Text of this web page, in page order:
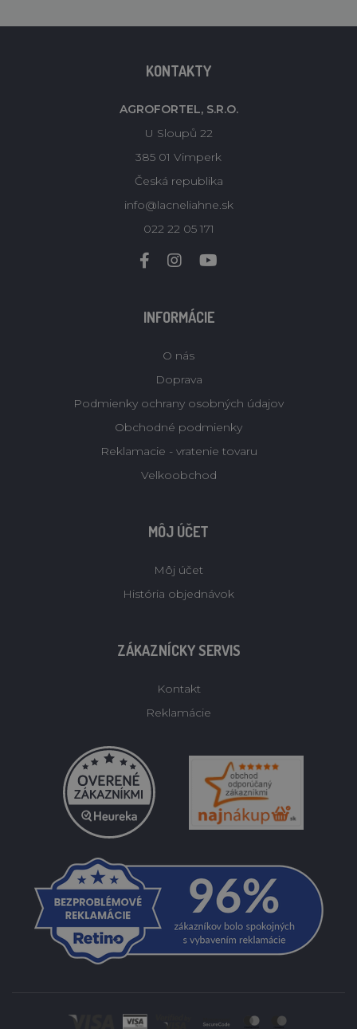
KONTAKTY
AGROFORTEL, S.R.O.
U Sloupů 22
385 01 Vimperk
Česká republika
info@lacneliahne.sk
022 22 05 171
INFORMÁCIE
O nás
Doprava
Podmienky ochrany osobných údajov
Obchodné podmienky
Reklamacie - vratenie tovaru
Velkoobchod
MÔJ ÚČET
Môj účet
História objednávok
ZÁKAZNÍCKY SERVIS
Kontakt
Reklamácie